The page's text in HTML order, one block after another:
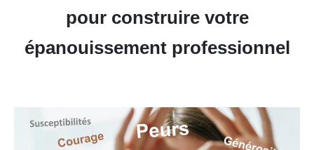
pour construire votre
épanouissement professionnel